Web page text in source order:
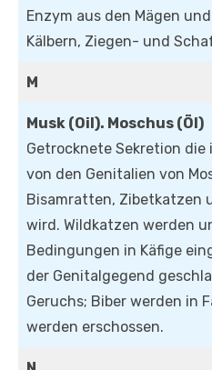
Enzym aus den Mägen
Kälbern, Ziegen- und
M
Musk (Oil). Moschus (Öl)
Getrocknete Sekretion
von den Genitalien von
Bisamratten, Zibetkatzen
wird. Wildkatzen werden
Bedingungen in Käfige
der Genitalgegend
Geruchs; Biber werden in
werden erschossen.